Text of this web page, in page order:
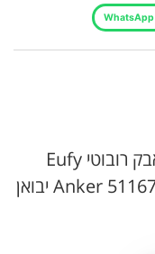
WhatsApp
היה הראשון לכתוב סקירה “שואב אבק רובוטי Eufy
Vacuum X10 Pro Omni אנקר Anker 51167 יבואן